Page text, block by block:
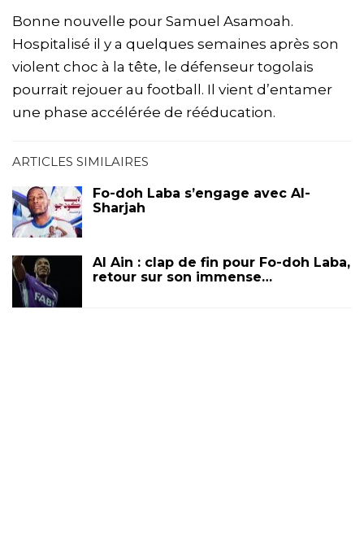
Bonne nouvelle pour Samuel Asamoah.
Hospitalisé il y a quelques semaines après son
violent choc à la tête, le défenseur togolais
pourrait rejouer au football. Il vient d’entamer
une phase accélérée de rééducation.
ARTICLES SIMILAIRES
Fo-doh Laba s’engage avec Al-
Sharjah
Al Ain : clap de fin pour Fo-doh Laba,
retour sur son immense…